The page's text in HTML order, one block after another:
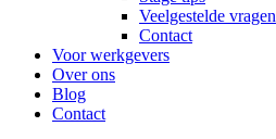
Veelgestelde vragen
Contact
Voor werkgevers
Over ons
Blog
Contact